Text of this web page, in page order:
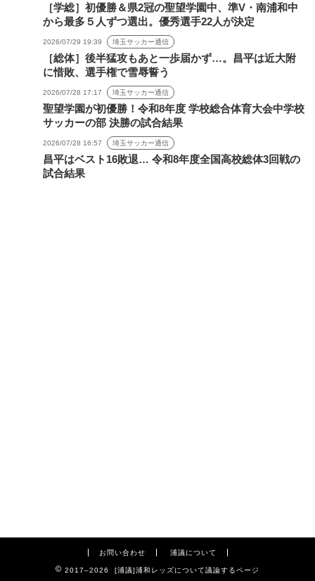
［学総］初優勝＆県2冠の聖望学園中、準V・南浦和中
から最多５人ずつ選出。優秀選手22人が決定
2026/07/29 19:39 埼玉サッカー通信
［総体］後半猛攻もあと一歩届かず…。昌平は近大附
に惜敗、選手権で雪辱誓う
2026/07/28 17:17 埼玉サッカー通信
聖望学園が初優勝！令和8年度 学校総合体育大会中学校
サッカーの部 決勝の試合結果
2026/07/28 16:57 埼玉サッカー通信
昌平はベスト16敗退… 令和8年度全国高校総体3回戦の
試合結果
お問い合わせ 浦議について
2017–2026 [浦議]浦和レッズについて議論するページ